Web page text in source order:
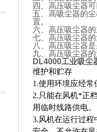
四、高压吸尘器
五、高吸尘器的
置。
六、高压吸尘器
七、高压吸尘器
八、高压吸尘器
九、高压吸尘器
DL4000工业吸尘
维护和贮存
1.使用环境应经
2.只能在风机*正
用临时线路供电。
3.风机在运行过